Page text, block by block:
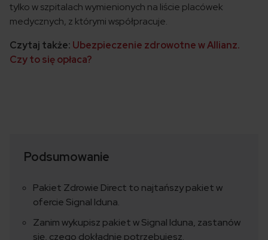
tylko w szpitalach wymienionych na liście placówek
medycznych, z którymi współpracuje.
Czytaj także: Ubezpieczenie zdrowotne w Allianz.
Czy to się opłaca?
Podsumowanie
Pakiet Zdrowie Direct to najtańszy pakiet w
ofercie Signal Iduna.
Zanim wykupisz pakiet w Signal Iduna, zastanów
się, czego dokładnie potrzebujesz.